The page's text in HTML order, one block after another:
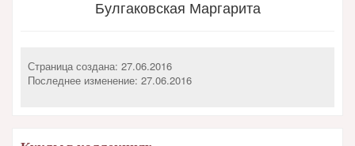
Булгаковская Маргарита
Страница создана: 27.06.2016
Последнее изменение: 27.06.2016